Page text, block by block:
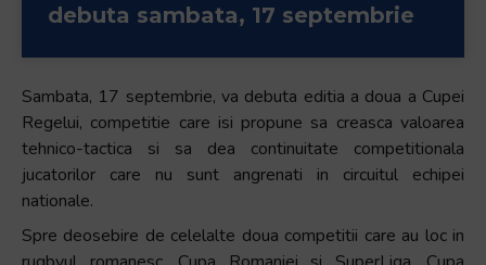
debuta sambata, 17 septembrie
Sambata, 17 septembrie, va debuta editia a doua a Cupei
Regelui, competitie care isi propune sa creasca valoarea
tehnico-tactica si sa dea continuitate competitionala
jucatorilor care nu sunt angrenati in circuitul echipei
nationale.
Spre deosebire de celelalte doua competitii care au loc in